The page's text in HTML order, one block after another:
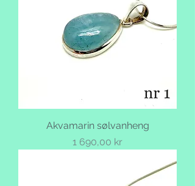
Akvamarin sølvanheng
Pris
1 690,00 kr